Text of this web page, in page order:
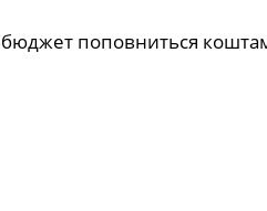
поповниться